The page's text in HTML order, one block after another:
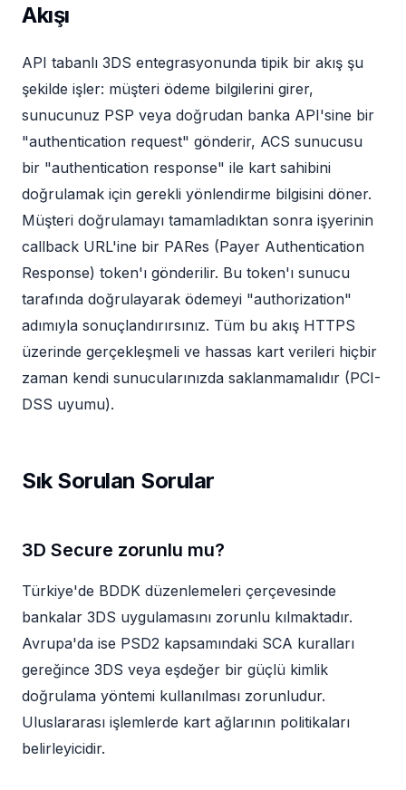
Akışı
API tabanlı 3DS entegrasyonunda tipik bir akış şu
şekilde işler: müşteri ödeme bilgilerini girer,
sunucunuz PSP veya doğrudan banka API'sine bir
"authentication request" gönderir, ACS sunucusu
bir "authentication response" ile kart sahibini
doğrulamak için gerekli yönlendirme bilgisini döner.
Müşteri doğrulamayı tamamladıktan sonra işyerinin
callback URL'ine bir PARes (Payer Authentication
Response) token'ı gönderilir. Bu token'ı sunucu
tarafında doğrulayarak ödemeyi "authorization"
adımıyla sonuçlandırırsınız. Tüm bu akış HTTPS
üzerinde gerçekleşmeli ve hassas kart verileri hiçbir
zaman kendi sunucularınızda saklanmamalıdır (PCI-
DSS uyumu).
Sık Sorulan Sorular
3D Secure zorunlu mu?
Türkiye'de BDDK düzenlemeleri çerçevesinde
bankalar 3DS uygulamasını zorunlu kılmaktadır.
Avrupa'da ise PSD2 kapsamındaki SCA kuralları
gereğince 3DS veya eşdeğer bir güçlü kimlik
doğrulama yöntemi kullanılması zorunludur.
Uluslararası işlemlerde kart ağlarının politikaları
belirleyicidir.